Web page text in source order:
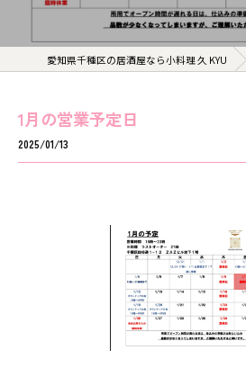
愛知県千種区の居酒屋なら小料理 久 KYU
1月の営業予定日
2025/01/13